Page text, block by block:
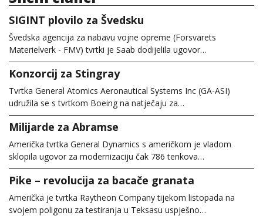
SIGINT plovilo za Švedsku
Švedska agencija za nabavu vojne opreme (Forsvarets
Materielverk - FMV) tvrtki je Saab dodijelila ugovor…
Konzorcij za Stingray
Tvrtka General Atomics Aeronautical Systems Inc (GA-ASI)
udružila se s tvrtkom Boeing na natječaju za…
Milijarde za Abramse
Američka tvrtka General Dynamics s američkom je vladom
sklopila ugovor za modernizaciju čak 786 tenkova…
Pike – revolucija za bacače granata
Američka je tvrtka Raytheon Company tijekom listopada na
svojem poligonu za testiranja u Teksasu uspješno…